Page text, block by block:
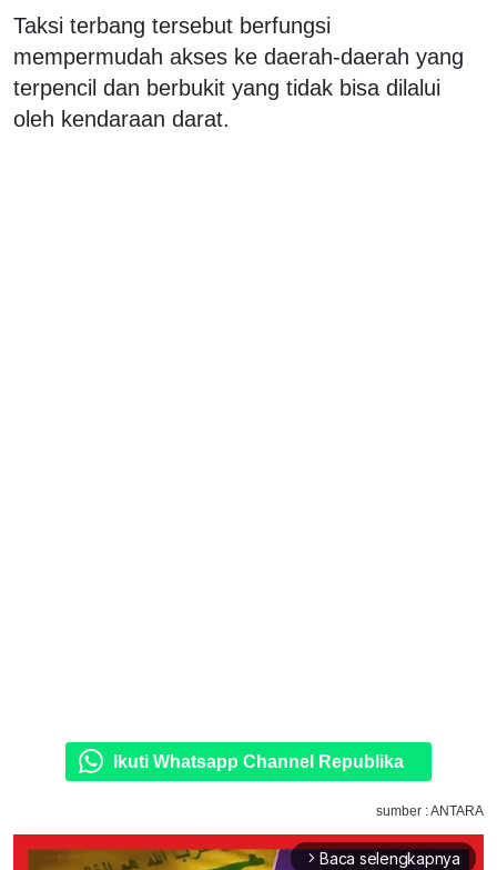
Taksi terbang tersebut berfungsi
mempermudah akses ke daerah-daerah yang
terpencil dan berbukit yang tidak bisa dilalui
oleh kendaraan darat.
Ikuti Whatsapp Channel Republika
sumber : ANTARA
arrow_forward_ios Baca selengkapnya